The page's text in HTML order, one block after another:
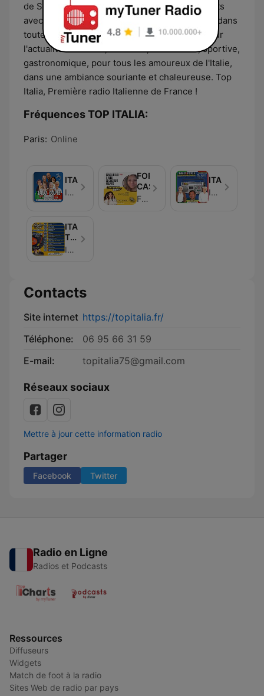
de Sanremo, interviews exclusives, partenariats
avec des concerts et des événements italiens dans
toute la France et des émissions en français sur
l'actualité culturelle, musicale, associative, sportive,
gastronomique, pour tous les amoureux de l'Italie,
dans une ambiance souriante et chaleureuse. Top
Italia, Première radio Italienne de France !
Fréquences TOP ITALIA:
Paris: Online
ITALOSCOPIE
ITALOSCOPIE
FORMATO
CASA
FORMATO CASA
ITALOSCOPIE
ITALOSCOPIE
ITALIA
TOP
2ITALIA TOP 2 Mai 2026
Contacts
Site internet https://topitalia.fr/
Téléphone:
06 95 66 31 59
E-mail:
topitalia75@gmail.com
Réseaux sociaux
Mettre à jour cette information radio
Partager
Facebook Twitter
Radio en Ligne
Radios et Podcasts
Ressources
Diffuseurs
Widgets
Match de foot à la radio
Sites Web de radio par pays